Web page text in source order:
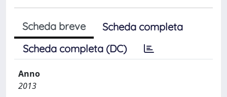
Scheda breve
Scheda completa
Scheda completa (DC)
Anno
2013